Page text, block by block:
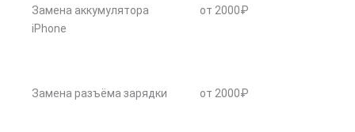
Замена аккумулятора
iPhone
от 2000₽
Замена разъёма зарядки от 2000₽